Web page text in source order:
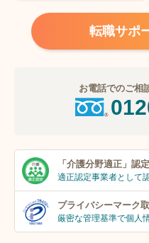
転職サポ
お電話でのご相
「介護分野適正」 認
適正認定事業者として
プライバシーマーク
厳密な管理基準で個人